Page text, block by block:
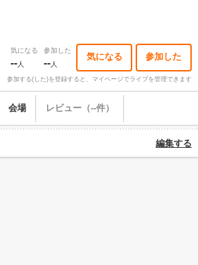
気になる
--人
参加した
--人
気になる 参加した
参加する(した)を登録すると、マイページでライブを管理できます
会場 レビュー（--件）
編集する